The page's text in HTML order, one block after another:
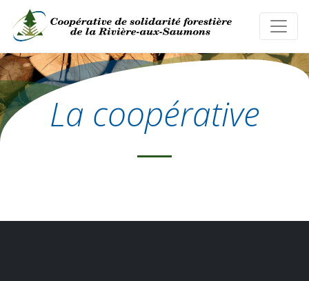
La coopérative